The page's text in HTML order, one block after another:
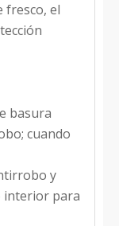
fresco, el
basura
cuando
y
interior para